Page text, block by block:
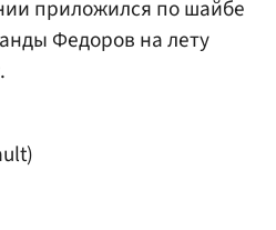
приложился по шайбе
Федоров на лету